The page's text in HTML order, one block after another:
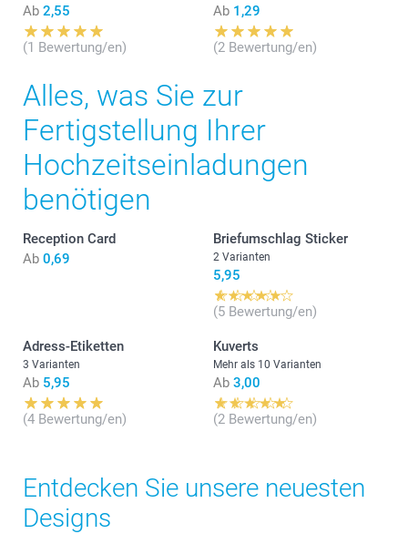
Ab 2,55
(1 Bewertung/en)
Ab 1,29
(2 Bewertung/en)
Alles, was Sie zur
Fertigstellung Ihrer
Hochzeitseinladungen
benötigen
Reception Card
Ab 0,69
Briefumschlag Sticker
2 Varianten
5,95
(5 Bewertung/en)
Adress-Etiketten
3 Varianten
Ab 5,95
(4 Bewertung/en)
Kuverts
Mehr als 10 Varianten
Ab 3,00
(2 Bewertung/en)
Entdecken Sie unsere neuesten
Designs